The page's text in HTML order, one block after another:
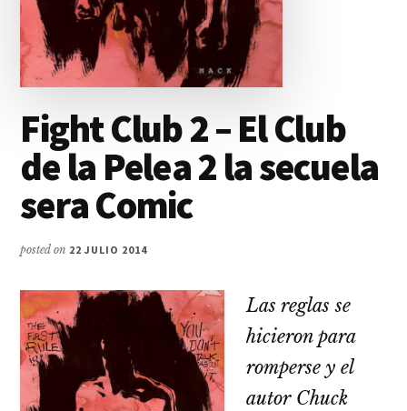
Fight Club 2 – El Club
de la Pelea 2 la secuela
sera Comic
posted on 22 JULIO 2014
Las reglas se
hicieron para
romperse y el
autor Chuck